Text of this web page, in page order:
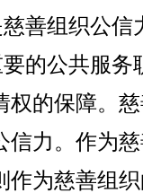
善组织公信
的公共服务
权的保障。
信力。作为
为慈善组